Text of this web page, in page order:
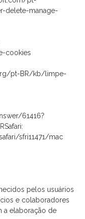
delete-manage-
cookies
pt-BR/kb/limpe-
61416?
sfri11471/mac
pelos usuários
e colaboradores
a elaboração de